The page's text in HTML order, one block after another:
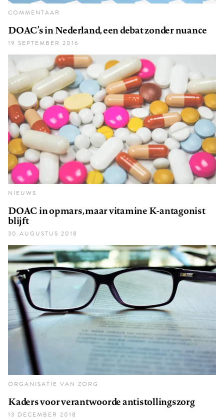
COMMENTAAR
DOAC’s in Nederland, een debat zonder nuance
19 SEPTEMBER 2016
NIEUWS
DOAC in opmars, maar vitamine K-antagonist
blijft
30 AUGUSTUS 2018
ORGANISATIE VAN ZORG
Kaders voor verantwoorde antistollingszorg
13 DECEMBER 2018